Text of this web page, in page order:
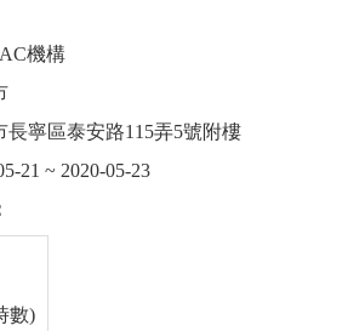
機構
長寧區泰安路115弄5號附樓
21 ~ 2020-05-23
數)